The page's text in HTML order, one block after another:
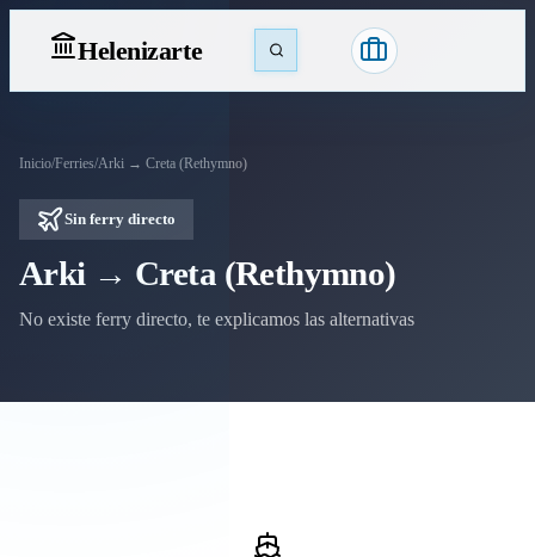
Helenizarte
Inicio/Ferries/Arki → Creta (Rethymno)
Sin ferry directo
Arki → Creta (Rethymno)
No existe ferry directo, te explicamos las alternativas